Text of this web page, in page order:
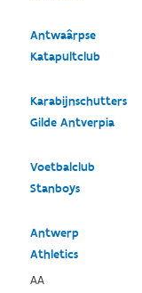
Antwaârpse
Katapultclub
Karabijnschutters
Gilde Antverpia
Voetbalclub
Stanboys
Antwerp
Athletics
AA